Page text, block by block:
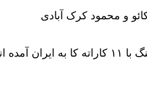
و محمود کرک آبادی